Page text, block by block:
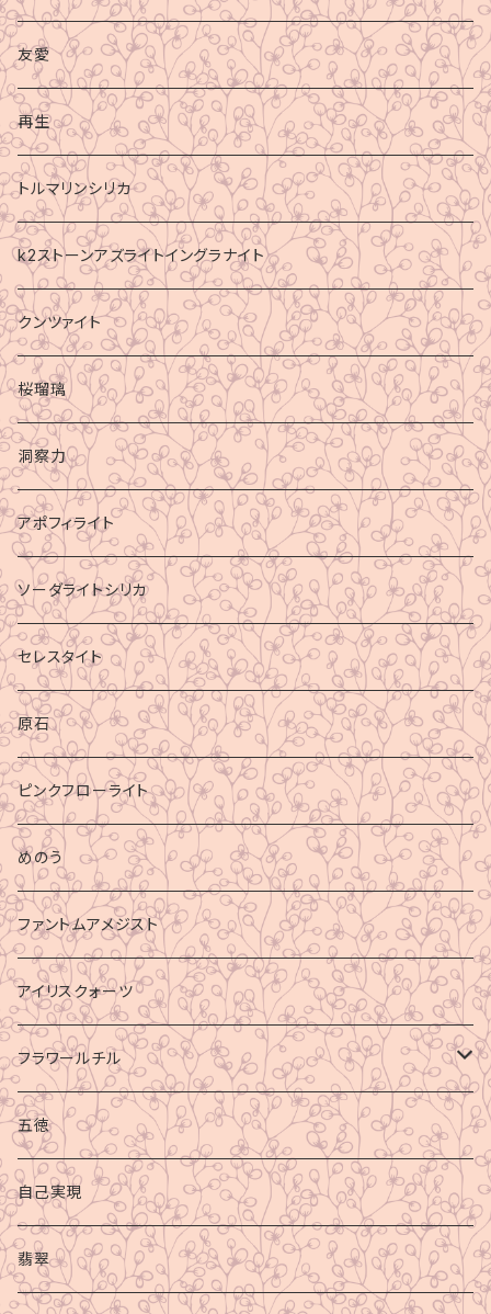
友愛
再生
トルマリンシリカ
k2ストーンアズライトイングラナイト
クンツァイト
桜瑠璃
洞察力
アポフィライト
ソーダライトシリカ
セレスタイト
原石
ピンクフローライト
めのう
ファントムアメジスト
アイリスクォーツ
フラワールチル
心身の癒し
グラウディング
マイナスエネルギーからの防御
五徳
自己実現
翡翠